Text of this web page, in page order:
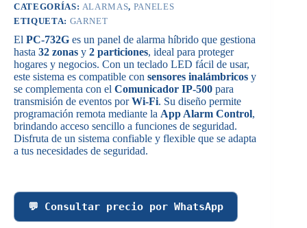
CATEGORÍAS: ALARMAS, PANELES
ETIQUETA: GARNET
El PC-732G es un panel de alarma híbrido que gestiona
hasta 32 zonas y 2 particiones, ideal para proteger
hogares y negocios. Con un teclado LED fácil de usar,
este sistema es compatible con sensores inalámbricos y
se complementa con el Comunicador IP-500 para
transmisión de eventos porWi-Fi. Su diseño permite
programación remota mediante la App Alarm Control,
brindando acceso sencillo a funciones de seguridad.
Disfruta de un sistema confiable y flexible que se adapta
a tus necesidades de seguridad.
💬 Consultar precio por WhatsApp